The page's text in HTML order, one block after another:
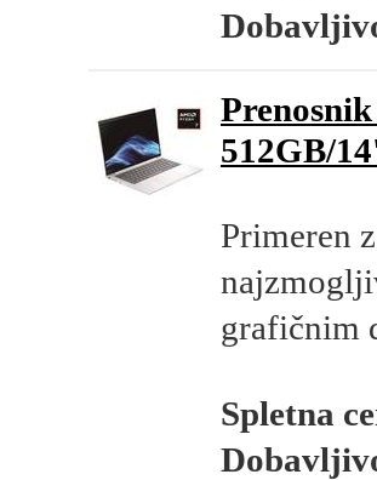
512GB/
Primeren
grafičnim
Spletna